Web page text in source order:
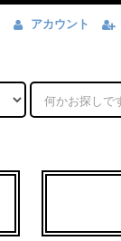
アカウント